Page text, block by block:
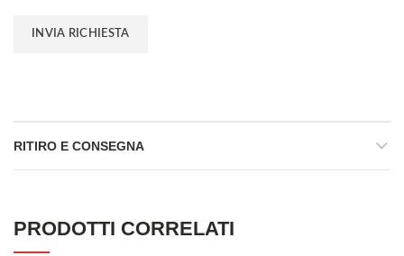
RITIRO E CONSEGNA
PRODOTTI CORRELATI